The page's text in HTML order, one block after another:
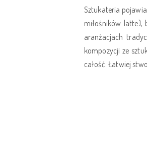
Sztukateria
miłośników latte),
aranżacjach
kompozycji ze
całość. Łatwiej